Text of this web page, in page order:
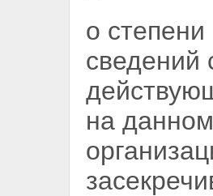
о
сведений
на